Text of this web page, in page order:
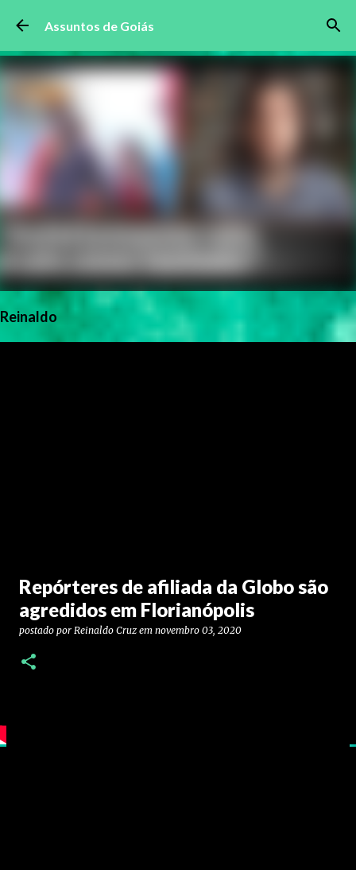
Pular para o conteúdo principal
Assuntos de Goiás
Reinaldo
Repórteres de afiliada da Globo são
agredidos em Florianópolis
postado por Reinaldo Cruz em novembro 03, 2020